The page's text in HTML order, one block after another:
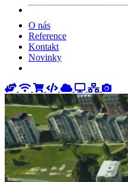
O nás
Reference
Kontakt
Novinky